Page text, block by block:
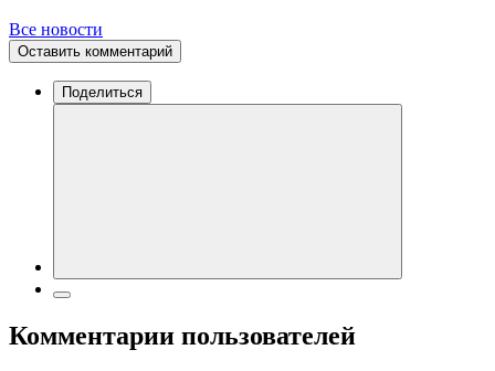
Все новости
Оставить комментарий
Поделиться
Комментарии пользователей